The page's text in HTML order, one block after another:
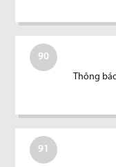
90
Thông
91